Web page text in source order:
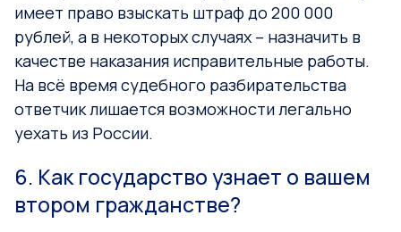
имеет право взыскать штраф до 200 000
рублей, а в некоторых случаях – назначить в
качестве наказания исправительные работы.
На всё время судебного разбирательства
ответчик лишается возможности легально
уехать из России.
6. Как государство узнает о вашем
втором гражданстве?